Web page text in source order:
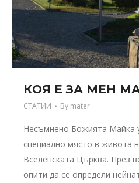
КОЯ Е ЗА МЕН
СТАТИИ By mater
Несъмнено Божията Майка
специално място в живота
Вселенската Църква. През
опити да се определи